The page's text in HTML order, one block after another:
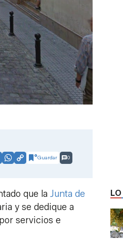
WhatsApp
CopyGuardar 0
que la Junta de
y se dedique a
servicios e